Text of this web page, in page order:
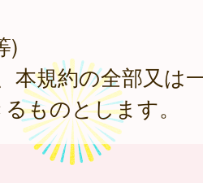
)
規約の全部又は
ものとします。